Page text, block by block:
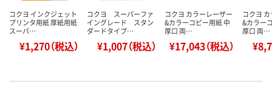
コクヨ インクジェット
プリンタ用紙 厚紙用紙
スーパ…
¥1,270（税込）
コクヨ スーパーファ
イングレード スタン
ダードタイプ…
¥1,007（税込）
コクヨ カラーレーザー
&カラーコピー用紙 中
厚口 両…
¥17,043（税込）
コクヨ
&カラー
厚口 両…